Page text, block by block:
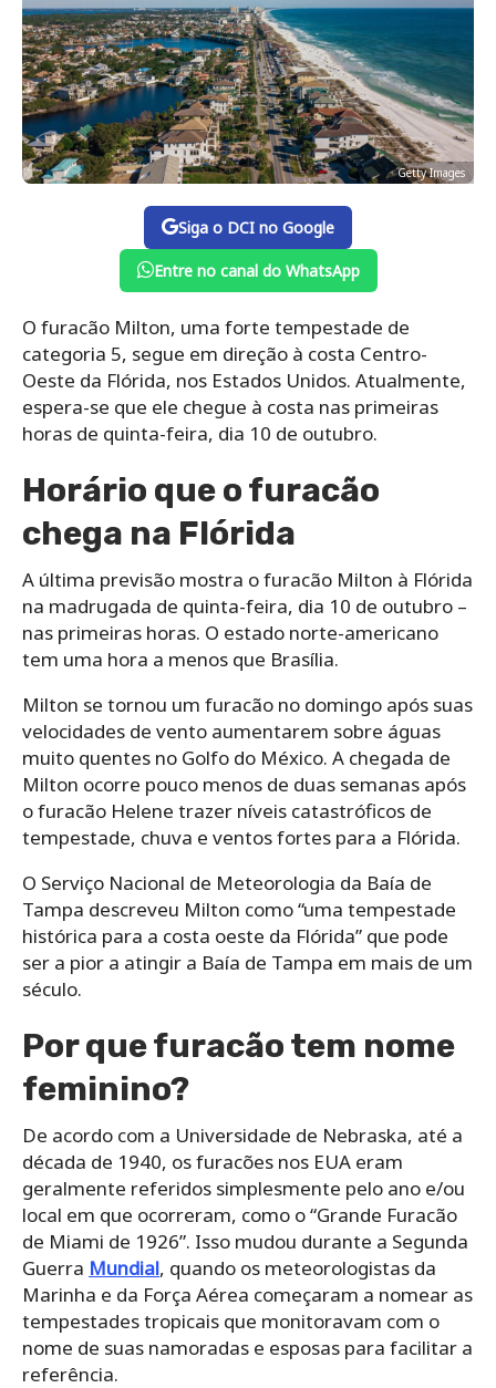
Getty Images
Siga o DCI no Google
Entre no canal do WhatsApp
O furacão Milton, uma forte tempestade de
categoria 5, segue em direção à costa Centro-
Oeste da Flórida, nos Estados Unidos. Atualmente,
espera-se que ele chegue à costa nas primeiras
horas de quinta-feira, dia 10 de outubro.
Horário que o furacão
chega na Flórida
A última previsão mostra o furacão Milton à Flórida
na madrugada de quinta-feira, dia 10 de outubro –
nas primeiras horas. O estado norte-americano
tem uma hora a menos que Brasília.
Milton se tornou um furacão no domingo após suas
velocidades de vento aumentarem sobre águas
muito quentes no Golfo do México. A chegada de
Milton ocorre pouco menos de duas semanas após
o furacão Helene trazer níveis catastróficos de
tempestade, chuva e ventos fortes para a Flórida.
O Serviço Nacional de Meteorologia da Baía de
Tampa descreveu Milton como “uma tempestade
histórica para a costa oeste da Flórida” que pode
ser a pior a atingir a Baía de Tampa em mais de um
século.
Por que furacão tem nome
feminino?
De acordo com a Universidade de Nebraska, até a
década de 1940, os furacões nos EUA eram
geralmente referidos simplesmente pelo ano e/ou
local em que ocorreram, como o “Grande Furacão
de Miami de 1926”. Isso mudou durante a Segunda
Guerra Mundial, quando os meteorologistas da
Marinha e da Força Aérea começaram a nomear as
tempestades tropicais que monitoravam com o
nome de suas namoradas e esposas para facilitar a
referência.